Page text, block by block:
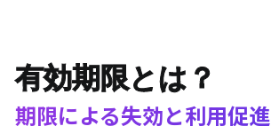
有効期限とは？
期限による失効と利用促進